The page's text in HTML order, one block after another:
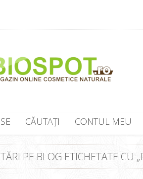
CĂUTAȚI CONTUL MEU
PE BLOG ETICHETATE CU